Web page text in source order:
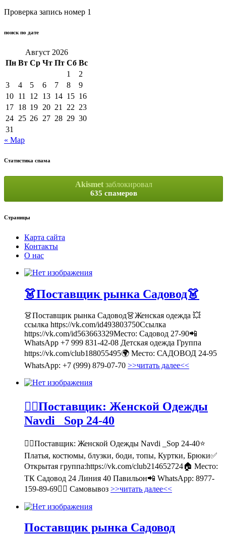
Проверка запись номер 1
поиск по дате
Август 2026
Пн Вт Ср Чт Пт Сб Вс
1
2
3
4 5 6 7 8
9
10 11 12 13 14 15 16
17 18 19 20 21 22 23
24 25 26 27 28 29 30
31
« Мар
Статистика спама
Akismetзаблокировал
635 спамеров
Страницы
Карта сайта
Контакты
О нас
👗Поставщик рынка Садовод👗
👗Поставщик рынка Садовод👗Женская одежда 💥
ссылка https://vk.com/id493803750Ссылка
https://vk.com/id563663329Место: Садовод 27-90📲
WhatsApp +7 999 831-42-08 Детская одежда Группа
https://vk.com/club188055495🌍 Место: САДОВОД 24-95
WhatsApp: +7 (999) 879-07-70 >>читать далее<<
💁‍♂Поставщик: Женской Одежды
Navdi _Sop 24-40
💁‍♂Поставщик: Женской Одежды Navdi _Sop 24-40⭐
Платья, костюмы, блузки, боди, топы, Куртки, Брюки✅
Открытая группа:https://vk.com/club214652724🏠 Место:
ТК Садовод 24 Линия 40 Павильон📲 WhatsApp: 8977-
159-89-69🚶‍♀ Самовывоз >>читать далее<<
Поставщик рынка Садовод